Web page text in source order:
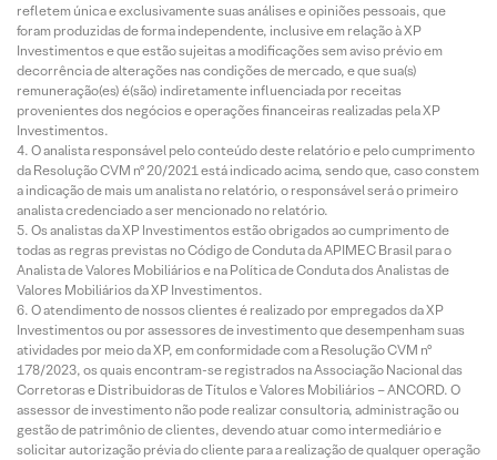
refletem única e exclusivamente suas análises e opiniões pessoais, que
foram produzidas de forma independente, inclusive em relação à XP
Investimentos e que estão sujeitas a modificações sem aviso prévio em
decorrência de alterações nas condições de mercado, e que sua(s)
remuneração(es) é(são) indiretamente influenciada por receitas
provenientes dos negócios e operações financeiras realizadas pela XP
Investimentos.
O analista responsável pelo conteúdo deste relatório e pelo cumprimento
da Resolução CVM nº 20/2021 está indicado acima, sendo que, caso constem
a indicação de mais um analista no relatório, o responsável será o primeiro
analista credenciado a ser mencionado no relatório.
Os analistas da XP Investimentos estão obrigados ao cumprimento de
todas as regras previstas no Código de Conduta da APIMEC Brasil para o
Analista de Valores Mobiliários e na Política de Conduta dos Analistas de
Valores Mobiliários da XP Investimentos.
O atendimento de nossos clientes é realizado por empregados da XP
Investimentos ou por assessores de investimento que desempenham suas
atividades por meio da XP, em conformidade com a Resolução CVM nº
178/2023, os quais encontram-se registrados na Associação Nacional das
Corretoras e Distribuidoras de Títulos e Valores Mobiliários – ANCORD. O
assessor de investimento não pode realizar consultoria, administração ou
gestão de patrimônio de clientes, devendo atuar como intermediário e
solicitar autorização prévia do cliente para a realização de qualquer operação